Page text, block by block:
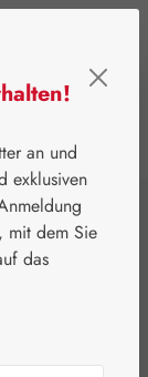
Embamed®
an und
exklusiven
mit dem Sie
das